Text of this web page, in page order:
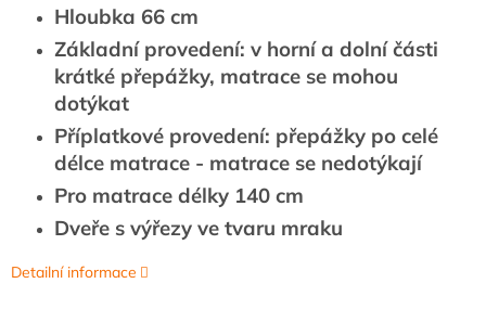
Hloubka 66 cm
Základní provedení: v horní a dolní části
krátké přepážky, matrace se mohou
dotýkat
Příplatkové provedení: přepážky po celé
délce matrace - matrace se nedotýkají
Pro matrace délky 140 cm
Dveře s výřezy ve tvaru mraku
Detailní informace